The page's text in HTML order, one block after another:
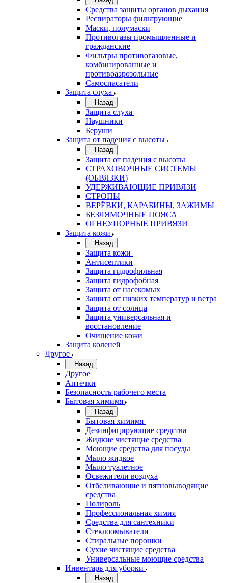
Средства защиты органов дыхания
Респираторы фильтрующие
Маски, полумаски
Противогазы промышленные и
гражданские
Фильтры противогазовые,
комбинированные и
противоаэрозольные
Самоспасатели
Защита слуха
Назад
Защита слуха
Наушники
Беруши
Защита от падения с высоты
Назад
Защита от падения с высоты
СТРАХОВОЧНЫЕ СИСТЕМЫ
(ОБВЯЗКИ)
УДЕРЖИВАЮЩИЕ ПРИВЯЗИ
СТРОПЫ
ВЕРЁВКИ, КАРАБИНЫ, ЗАЖИМЫ
БЕЗЛЯМОЧНЫЕ ПОЯСА
ОГНЕУПОРНЫЕ ПРИВЯЗИ
Защита кожи
Назад
Защита кожи
Антисептики
Защита гидрофильная
Защита гидрофобная
Защита от насекомых
Защита от низких температур и ветра
Защита от солнца
Защита универсальная и
восстановление
Очищение кожи
Защита коленей
Другое
Назад
Другое
Аптечки
Безопасность рабочего места
Бытовая химимя
Назад
Бытовая химимя
Дезинфицирующие средства
Жидкие чистящие средства
Моющие средства для посуды
Мыло жидкое
Мыло туалетное
Освежители воздуха
Отбеливающие и пятновыводящие
средства
Полироль
Профессиональная химия
Средства для сантехники
Стеклоомыватели
Стиральные порошки
Сухие чистящие средства
Универсальные моющие средства
Инвентарь для уборки
Назад